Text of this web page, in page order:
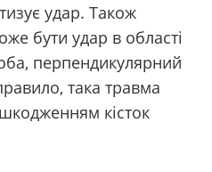
удар. Також
бути удар в області
перпендикулярний
така травма
кісток